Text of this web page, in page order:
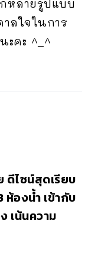
หลายรูปแบบ
ลใจในการ
ะคะ ^_^
ดีไซน์สุดเรียบ
ห้องน้ำ เข้ากับ
เน้นความ